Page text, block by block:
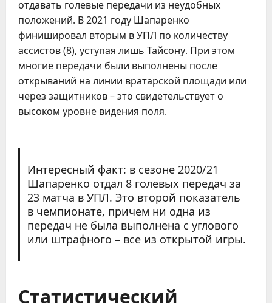
отдавать голевые передачи из неудобных
положений. В 2021 году Шапаренко
финишировал вторым в УПЛ по количеству
ассистов (8), уступая лишь Тайсону. При этом
многие передачи были выполнены после
открываний на линии вратарской площади или
через защитников – это свидетельствует о
высоком уровне видения поля.
Интересный факт: в сезоне 2020/21
Шапаренко отдал 8 голевых передач за
23 матча в УПЛ. Это второй показатель
в чемпионате, причем ни одна из
передач не была выполнена с углового
или штрафного – все из открытой игры.
Статистический